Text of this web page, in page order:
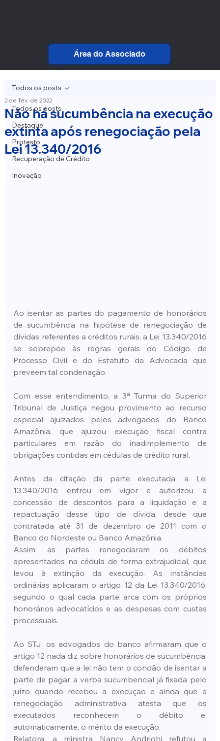
Área do Associado
Todos os posts
Destaque
Protesto
Recuperação de Crédito
Inovação
Todos os posts
Não há sucumbência na execução
extinta após renegociação pela
Lei 13.340/2016
2 de fev. de 2022
Ao isentar as partes do pagamento de honorários
de sucumbência na hipótese de renegociação de
dívidas referentes a créditos rurais, a Lei 13.340/2016
se sobrepõe às regras gerais do Código de
Processo Civil e do Estatuto da Advocacia que
preveem tal condenação.
Com esse entendimento, a 3ª Turma do Superior
Tribunal de Justiça negou provimento ao recurso
especial ajuizados pelos advogados do Banco
Amazônia, que ajuizou execução fiscal contra
particulares em razão do inadimplemento de
obrigações contidas em cédulas de crédito rural.
Antes da citação da parte executada, a Lei
13.340/2016 entrou em vigor e autorizou a
concessão de descontos para a liquidação e a
repactuação desse tipo de dívida, desde que
contratada até 31 de dezembro de 2011 com o
Banco do Nordeste ou Banco Amazônia.
Assim, as partes renegociaram os débitos
apresentados na cédula de forma extrajudicial, que
levou à extinção da execução. As instâncias
ordinárias aplicaram o artigo 12 da Lei 13.340/2016,
segundo o qual cada parte arca com os próprios
honorários advocatícios e as despesas com custas
processuais.
Ao STJ, os advogados do banco afirmaram que o
artigo 12 nada diz sobre honorários de sucumbência,
defenderam que a lei não tem o condão de isentar a
parte de pagar a verba sucumbencial já fixada pelo
juízo quando recebeu a execução e ainda que a
renegociação administrativa atesta que os
executados reconhecem o débito e,
automaticamente, o mérito da execução.
Relatora, a ministra Nancy Andrighi refutou a